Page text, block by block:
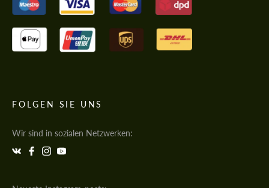
FOLGEN SIE UNS
Wir sind in sozialen Netzwerken: